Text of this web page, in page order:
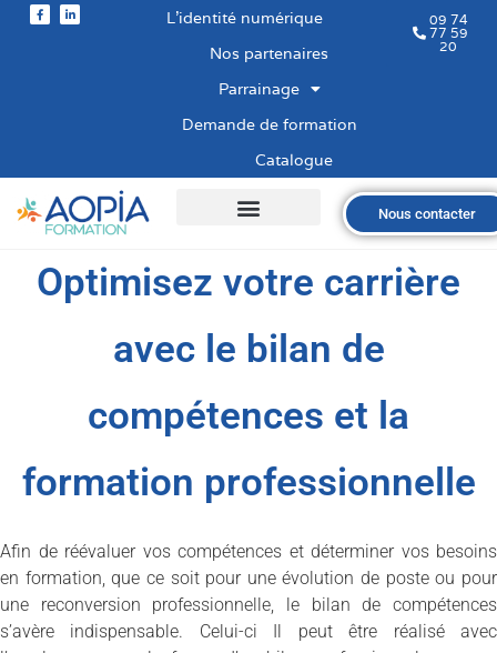
L’identité numérique
Nos partenaires
Parrainage
Demande de formation
Catalogue
09 74
77 59
20
Nous contacter
Optimisez votre carrière
avec le bilan de
compétences et la
formation professionnelle
Afin de réévaluer vos compétences et déterminer vos besoins
en formation, que ce soit pour une évolution de poste ou pour
une reconversion professionnelle, le bilan de compétences
s’avère indispensable. Celui-ci Il peut être réalisé avec